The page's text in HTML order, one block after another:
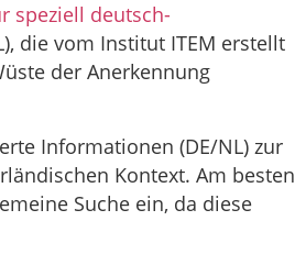
speziell deutsch-
die vom Institut ITEM erstellt
der Anerkennung
Informationen (DE/NL) zur
Kontext. Am besten
Suche ein, da diese